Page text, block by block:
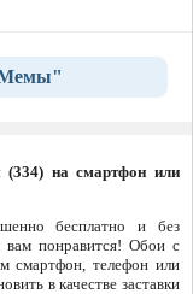
(334) на смартфон или
бесплатно и без
вам понравится! Обои с
смартфон, телефон или
в качестве заставки